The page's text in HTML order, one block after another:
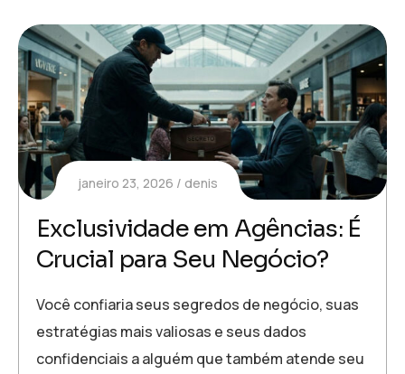
janeiro 23, 2026 denis
Exclusividade em Agências: É
Crucial para Seu Negócio?
Você confiaria seus segredos de negócio, suas
estratégias mais valiosas e seus dados
confidenciais a alguém que também atende seu